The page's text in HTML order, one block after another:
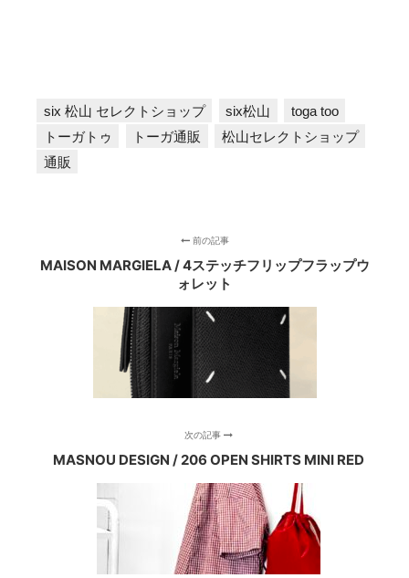
six 松山 セレクトショップ six松山
toga too
トーガトゥ
トーガ通販
松山セレクトショップ
通販
前の記事
MAISON MARGIELA / 4ステッチフリップフラップウ
ォレット
次の記事
MASNOU DESIGN / 206 OPEN SHIRTS MINI RED